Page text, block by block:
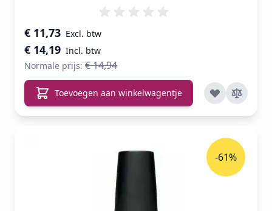
Speciale prijs
€ 14,19
€ 11,73
Normale prijs: € 14,94
Toevoegen aan winkelwagentje
-61%